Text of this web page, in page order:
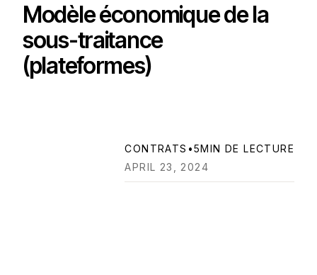
Modèle économique de la
sous-traitance
(plateformes)
CONTRATS •5MIN DE LECTURE
APRIL 23, 2024